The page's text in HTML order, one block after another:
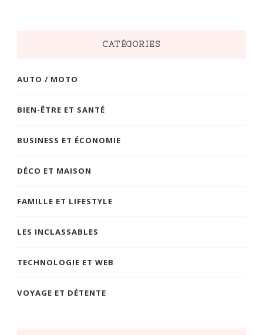
CATÉGORIES
AUTO / MOTO
BIEN-ÊTRE ET SANTÉ
BUSINESS ET ÉCONOMIE
DÉCO ET MAISON
FAMILLE ET LIFESTYLE
LES INCLASSABLES
TECHNOLOGIE ET WEB
VOYAGE ET DÉTENTE